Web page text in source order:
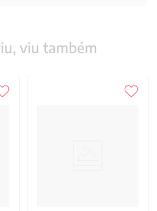
viu também